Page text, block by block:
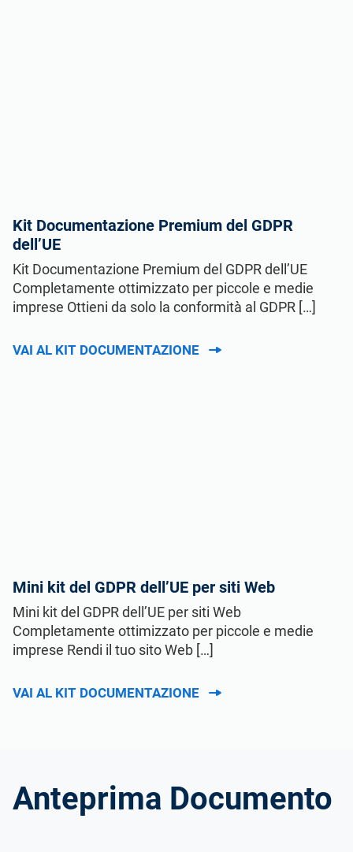
Kit Documentazione Premium del GDPR
dell’UE
Kit Documentazione Premium del GDPR dell’UE
Completamente ottimizzato per piccole e medie
imprese Ottieni da solo la conformità al GDPR […]
VAI AL KIT DOCUMENTAZIONE
Mini kit del GDPR dell’UE per siti Web
Mini kit del GDPR dell’UE per siti Web
Completamente ottimizzato per piccole e medie
imprese Rendi il tuo sito Web […]
VAI AL KIT DOCUMENTAZIONE
Anteprima Documento